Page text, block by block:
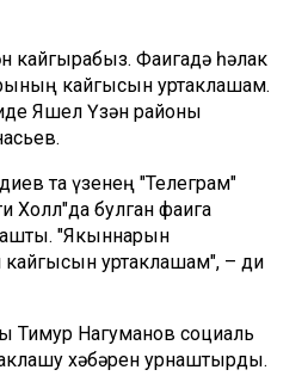
кайгырабыз. Фаҗигадә һәлак
кайгысын уртаклашам.
Яшел Үзән районы
та үзенең "Телеграм"
Холл"да булган фаҗига
"Якыннарын
кайгысын уртаклашам", – ди
Тимур Нагуманов социаль
хәбәрен урнаштырды.